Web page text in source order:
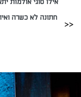
אילו סוגי אולמות
חתונה לא כשרה